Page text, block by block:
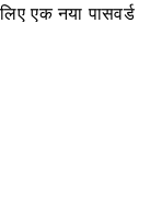
एक नया पासवर्ड